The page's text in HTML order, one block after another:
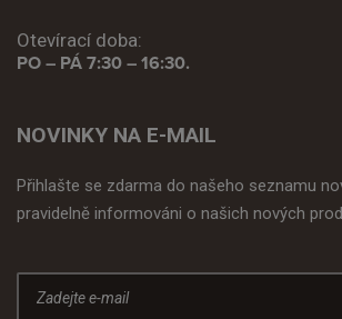
Otevírací doba:
PO – PÁ 7:30 – 16:30.
NOVINKY NA E-MAIL
Přihlašte se zdarma do našeho seznamu
pravidelně informováni o našich nových